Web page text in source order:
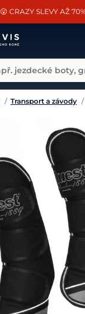
SLEVA 13% na vše od
😮 CRAZY SLEVY AŽ
doplňky k vybraným
/ Transport a závody /